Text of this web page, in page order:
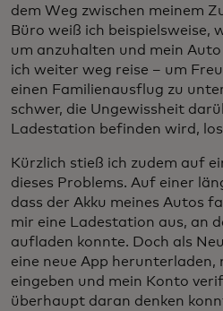
dem Weg zwischen meinem
Büro weiß ich beispielsweise,
um anzuhalten und mein
ich weiter weg reise – um
einen Familienausflug zu
schwer, die Ungewissheit
Ladestation befinden wird,
Kürzlich stieß ich zudem auf
dieses Problems. Auf einer
dass der Akku meines Autos
mir eine Ladestation aus, an
aufladen konnte. Doch als
eine neue App herunterladen,
eingeben und mein Konto
überhaupt daran denken